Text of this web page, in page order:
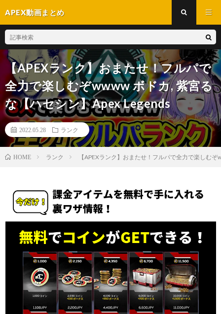
APEX動画まとめ
【APEXランク】おまたせ！フルパで
全力で楽しむぞwwww ボドカ, 紫宮る
な【ハセシン】Apex Legends
2022.05.28 ランク
HOME ランク 【APEXランク】おまたせ！フルパで全力で楽しむ